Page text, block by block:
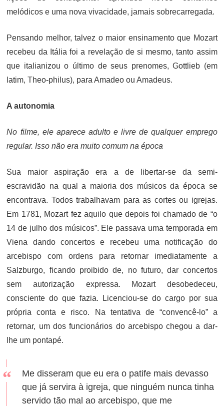
melódicos e uma nova vivacidade, jamais sobrecarregada.
Pensando melhor, talvez o maior ensinamento que Mozart
recebeu da Itália foi a revelação de si mesmo, tanto assim
que italianizou o último de seus prenomes, Gottlieb (em
latim, Theo-philus), para Amadeo ou Amadeus.
A autonomia
No filme, ele aparece adulto e livre de qualquer emprego
regular. Isso não era muito comum na época
Sua maior aspiração era a de libertar-se da semi-
escravidão na qual a maioria dos músicos da época se
encontrava. Todos trabalhavam para as cortes ou igrejas.
Em 1781, Mozart fez aquilo que depois foi chamado de “o
14 de julho dos músicos”. Ele passava uma temporada em
Viena dando concertos e recebeu uma notificação do
arcebispo com ordens para retornar imediatamente a
Salzburgo, ficando proibido de, no futuro, dar concertos
sem autorização expressa. Mozart desobedeceu,
consciente do que fazia. Licenciou-se do cargo por sua
própria conta e risco. Na tentativa de “convencê-lo” a
retornar, um dos funcionários do arcebispo chegou a dar-
lhe um pontapé.
Me disseram que eu era o patife mais devasso
que já servira à igreja, que ninguém nunca tinha
servido tão mal ao arcebispo, que me